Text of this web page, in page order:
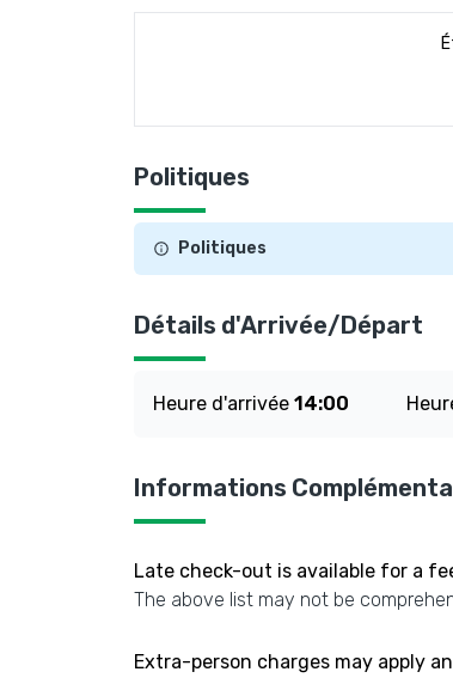
Politiques
Politiques
Détails d'Arrivée/Départ
Heure d'arrivée 14:00
Informations
Late check-out is available for a
The above list may not be
Extra-person charges may apply